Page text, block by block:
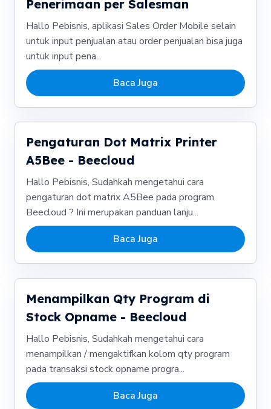
Penerimaan per Salesman
Hallo Pebisnis, aplikasi Sales Order Mobile selain
untuk input penjualan atau order penjualan bisa juga
untuk input pena...
Baca Juga
Pengaturan Dot Matrix Printer
A5Bee - Beecloud
Hallo Pebisnis, Sudahkah mengetahui cara
pengaturan dot matrix A5Bee pada program
Beecloud ? Ini merupakan panduan lanju...
Baca Juga
Menampilkan Qty Program di
Stock Opname - Beecloud
Hallo Pebisnis, Sudahkah mengetahui cara
menampilkan / mengaktifkan kolom qty program
pada transaksi stock opname progra...
Baca Juga